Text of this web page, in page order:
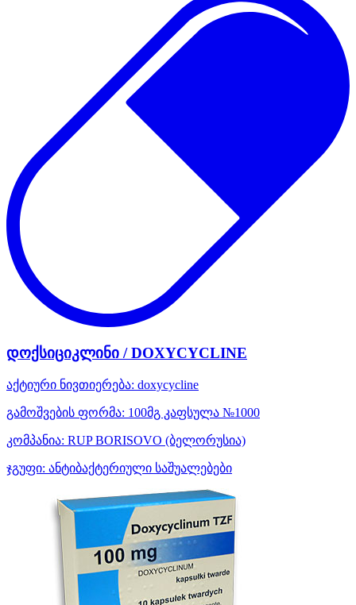
დოქსიციკლინი / DOXYCYCLINE
აქტიური ნივთიერება: doxycycline
გამოშვების ფორმა: 100მგ კაფსულა №1000
კომპანია: RUP BORISOVO (ბელორუსია)
ჯგუფი: ანტიბაქტერიული საშუალებები